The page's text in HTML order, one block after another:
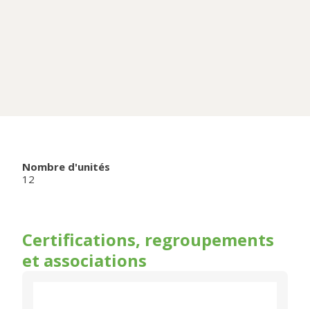
Nombre d'unités
12
Certifications, regroupements
et associations